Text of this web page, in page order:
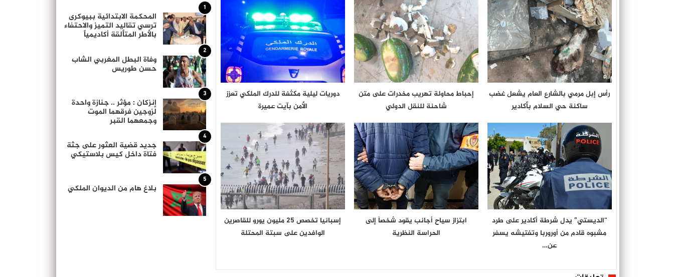
رأس إبل مرمي بالشارع العام يشعل غضب
ساكنة حي السلام بأكادير
إحباط محاولة تهريب مخدرات على متن
شاحنة للنقل الدولي
دوريات ليلية مكثفة للدرك الملكي تعزز
الأمن بآيت عميرة
“الديستي” يدل شرطة أكادير على طرد
مشبوه قادم من أوروربا وتفتيشه يسفر
عن…
ابتزاز سياح أجانب يقود شخصاً إلى
الحراسة النظرية
إسبانيا تخصص 25 مليون يورو للقاصرين
الوافدين على سبتة المحتلة
1
المحكمة الابتدائية ببيوكرى
ترسي تقاليد التميز والاحتفاء
بالأطر المتألقة أكاديمياً
2
وفاة البطل المغربي الشاب
حسن طوريس
3
إنزكان : مؤثر .. جنازة واحدة
لزوجين فرقهما الموت
وجمعهما القبر
4
جديد قضية العثور على جثة
فتاة داخل كيس بلاستيكي
5
بلاغ هام من الديوان الملكي